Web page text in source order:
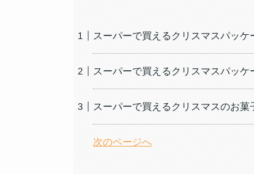
スーパーで買えるクリスマスパッ
スーパーで買えるクリスマスパッ
スーパーで買えるクリスマスのお
次のページへ